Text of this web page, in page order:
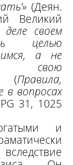
(Деян.
Великий
своем
целью
а не
свою
Правила,
в вопросах
31, 1025
и